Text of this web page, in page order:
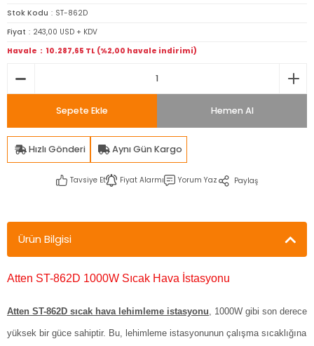
Stok Kodu
ST-862D
Fiyat
243,00 USD + KDV
Havale
10.287,65 TL (%2,00 havale indirimi)
Sepete Ekle Hemen Al
Hızlı Gönderi Aynı Gün Kargo
Tavsiye Et Fiyat Alarmı Yorum Yaz Paylaş
Ürün Bilgisi
Atten ST-862D 1000W Sıcak Hava İstasyonu
Atten ST-862D sıcak hava lehimleme istasyonu, 1000W gibi son derece
yüksek bir güce sahiptir. Bu, lehimleme istasyonunun çalışma sıcaklığına